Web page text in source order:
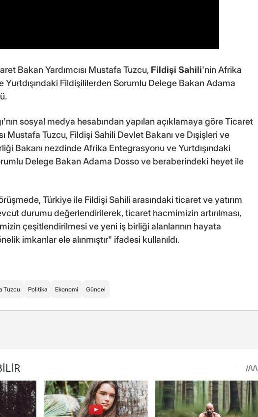
Bakan Yardımcısı Mustafa Tuzcu, Fildişi Sahili'nin Afrika
Yurtdışındaki Fildişililerden Sorumlu Delege Bakan Adama
sosyal medya hesabından yapılan açıklamaya göre Ticaret
Mustafa Tuzcu, Fildişi Sahili Devlet Bakanı ve Dışişleri ve
Bakanı nezdinde Afrika Entegrasyonu ve Yurtdışındaki
Delege Bakan Adama Dosso ve beraberindeki heyet ile
Türkiye ile Fildişi Sahili arasındaki ticaret ve yatırım
durumu değerlendirilerek, ticaret hacmimizin artırılması,
çeşitlendirilmesi ve yeni iş birliği alanlarının hayata
imkanlar ele alınmıştır" ifadesi kullanıldı.
Tuzcu Politika Ekonomi Güncel